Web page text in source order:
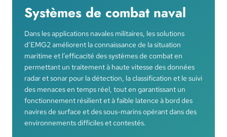
Systèmes de combat naval
Dans les applications navales militaires, les solutions
d’EMG2 améliorent la connaissance de la situation
maritime et l’efficacité des systèmes de combat en
permettant un traitement à haute vitesse des données
radar et sonar pour la détection, la classification et le suivi
des menaces en temps réel, tout en garantissant un
fonctionnement résilient et à faible latence à bord des
navires de surface et des sous-marins opérant dans des
environnements difficiles et contestés.